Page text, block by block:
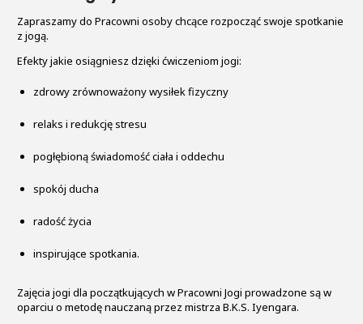
Zapraszamy do Pracowni osoby chcące rozpocząć swoje spotkanie
z jogą.
Efekty jakie osiągniesz dzięki ćwiczeniom jogi:
zdrowy zrównoważony wysiłek fizyczny
relaks i redukcję stresu
pogłębioną świadomość ciała i oddechu
spokój ducha
radość życia
inspirujące spotkania.
Zajęcia jogi dla początkujących w Pracowni Jogi prowadzone są w
oparciu o metodę nauczaną przez mistrza B.K.S. Iyengara.